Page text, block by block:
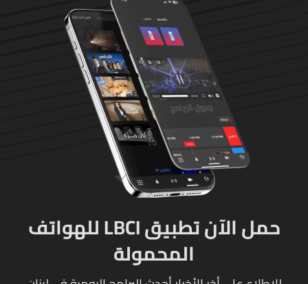
حمل الآن تطبيق LBCI للهواتف
المحمولة